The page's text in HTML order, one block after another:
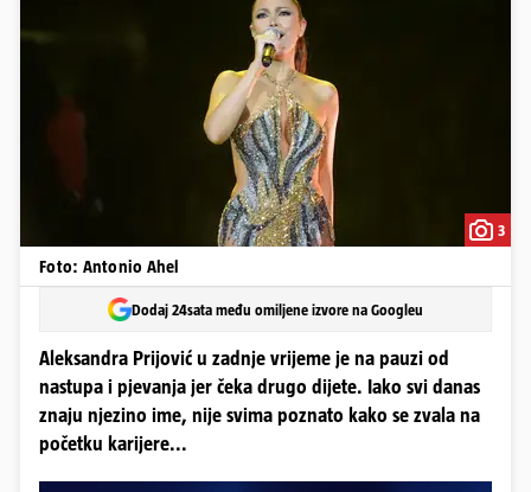
3
Foto: Antonio Ahel
Dodaj 24sata među omiljene izvore na Googleu
Aleksandra Prijović u zadnje vrijeme je na pauzi od
nastupa i pjevanja jer čeka drugo dijete. Iako svi danas
znaju njezino ime, nije svima poznato kako se zvala na
početku karijere...